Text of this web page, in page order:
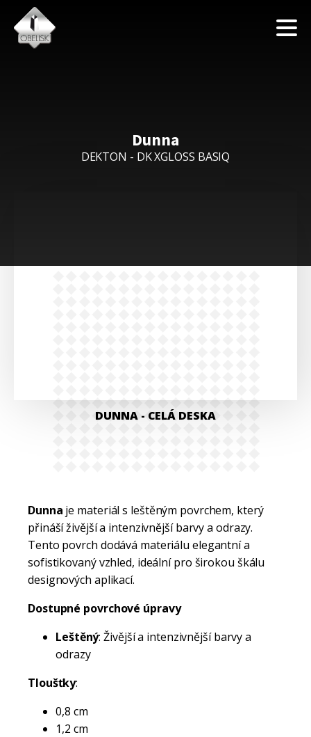
Dunna
DEKTON - DK XGLOSS BASIQ
DUNNA- CELÁ DESKA
Dunna je materiál s leštěným povrchem, který
přináší živější a intenzivnější barvy a odrazy.
Tento povrch dodává materiálu elegantní a
sofistikovaný vzhled, ideální pro širokou škálu
designových aplikací.
Dostupné povrchové úpravy
Leštěný: Živější a intenzivnější barvy a
odrazy
Tloušťky:
0,8 cm
1,2 cm